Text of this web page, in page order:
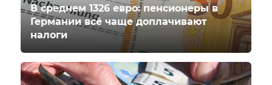
В среднем 1326 евро: пенсионеры в
Германии всё чаще доплачивают
налоги